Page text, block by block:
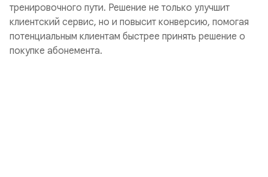
тренировочного пути. Решение не только улучшит
клиентский сервис, но и повысит конверсию, помогая
потенциальным клиентам быстрее принять решение о
покупке абонемента.